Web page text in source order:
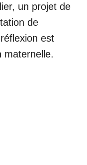
un projet de
de
est
maternelle.